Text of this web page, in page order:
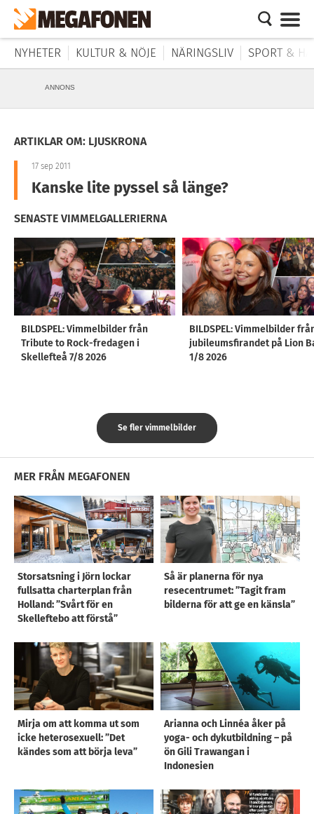
NYHETER KULTUR & NÖJE NÄRINGSLIV SPORT &
ANNONS
ARTIKLAR OM: LJUSKRONA
17 sep 2011
Kanske lite pyssel så länge?
SENASTE VIMMELGALLERIERNA
BILDSPEL: Vimmelbilder från
Tribute to Rock-fredagen i
Skellefteå 7/8 2026
BILDSPEL: Vimmelbilder
jubileumsfirandet på Lion
1/8 2026
Se fler vimmelbilder
MER FRÅN MEGAFONEN
Storsatsning i Jörn lockar
fullsatta charterplan från
Holland: ”Svårt för en
Skelleftebo att förstå”
Så är planerna för nya
resecentrumet: ”Tagit fram
bilderna för att ge en känsla”
Mirja om att komma ut som
icke heterosexuell: ”Det
kändes som att börja leva”
Arianna och Linnéa åker på
yoga- och dykutbildning – på
ön Gili Trawangan i
Indonesien